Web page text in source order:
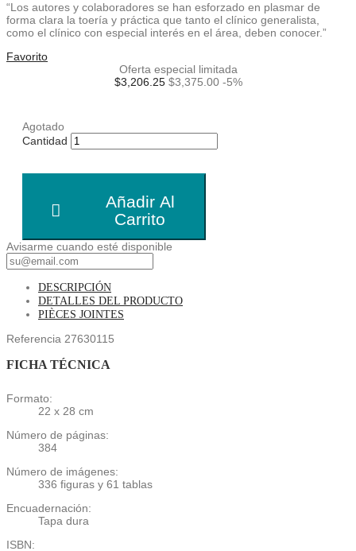
“Los autores y colaboradores se han esforzado en plasmar de
forma clara la toería y práctica que tanto el clínico generalista,
como el clínico con especial interés en el área, deben conocer.”
Favorito
Oferta especial limitada
$3,206.25 $3,375.00 -5%
Agotado
Cantidad
Añadir Al
Carrito
Avisarme cuando esté disponible
DESCRIPCIÓN
DETALLES DEL PRODUCTO
PIÈCES JOINTES
Referencia 27630115
FICHA TÉCNICA
Formato:
22 x 28 cm
Número de páginas:
384
Número de imágenes:
336 figuras y 61 tablas
Encuadernación:
Tapa dura
ISBN: